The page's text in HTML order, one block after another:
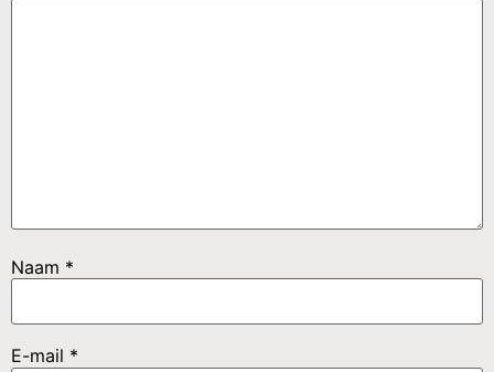
Naam *
E-mail *